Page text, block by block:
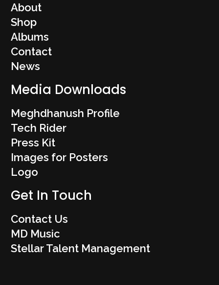
About
Shop
Albums
Contact
News
Media Downloads
Meghdhanush Profile
Tech Rider
Press Kit
Images for Posters
Logo
Get In Touch
Contact Us
MD Music
Stellar Talent Management